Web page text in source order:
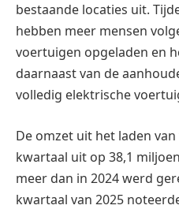
bestaande locaties uit.
hebben meer mensen
voertuigen opgeladen en
daarnaast van de
volledig elektrische
De omzet uit het laden
kwartaal uit op 38,1
meer dan in 2024 werd
kwartaal van 2025